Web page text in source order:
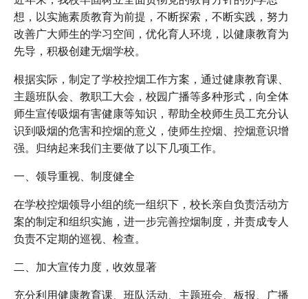
想，以实施素质教育为前提，不断探索，不断实践，努力
改善广大师生的学习空间，优化育人环境，以健康教育为
先导，积极创建无烟学校。
根据实际，制定了学校控烟工作方案，通过健康教育课、
主题班队会、教职工大会，校园广播等多种形式，向全体
师生宣传吸烟有害健康等知识，帮助全校师生员工充分认
识到吸烟的危害和控烟的意义，使师生控烟、控烟意识增
强。归纳起来我们主要做了以下几项工作。
一、领导重视、制度健全
在学校控烟领导小组的统一组织下，校长亲自负责活动方
案的制定和组织实施，进一步完善控烟制度，并责成专人
负责不定期的巡视、检查。
二、加大宣传力度，收效显著
充分利用健康教育课、班队活动、主题班会、板报、广播